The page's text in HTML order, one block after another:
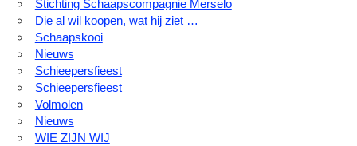
Stichting Schaapscompagnie Merselo
Die al wil koopen, wat hij ziet …
Schaapskooi
Nieuws
Schieepersfieest
Schieepersfieest
Volmolen
Nieuws
WIE ZIJN WIJ